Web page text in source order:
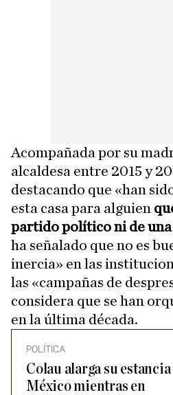
Acompañada por su
alcaldesa entre 2015 y
destacando que «han
esta casa para alguien
partido político ni de
ha señalado que no es
inercia» en las
las «campañas de
considera que se han
en la última década.
POLÍTICA
Colau alarga su estancia
México mientras en